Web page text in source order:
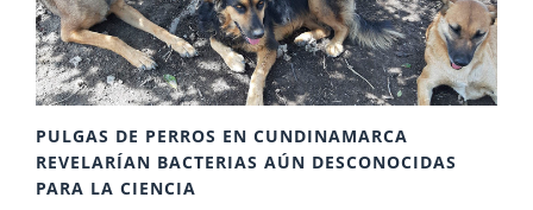
PULGAS DE PERROS EN CUNDINAMARCA
REVELARÍAN BACTERIAS AÚN DESCONOCIDAS
PARA LA CIENCIA